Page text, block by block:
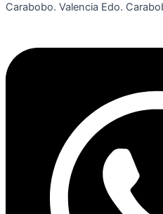
Carabobo. Valencia Edo.